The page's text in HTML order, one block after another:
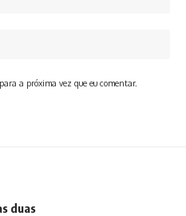
a próxima vez que eu comentar.
duas